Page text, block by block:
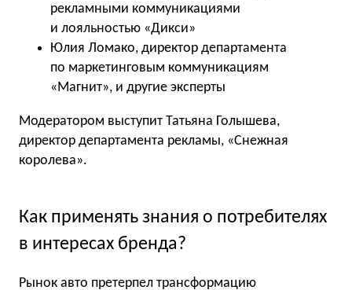
рекламными коммуникациями
и лояльностью «Дикси»
Юлия Ломако, директор департамента
по маркетинговым коммуникациям
«Магнит», и другие эксперты
Модератором выступит Татьяна Голышева,
директор департамента рекламы, «Снежная
королева».
Как применять знания о потребителях
в интересах бренда?
Рынок авто претерпел трансформацию